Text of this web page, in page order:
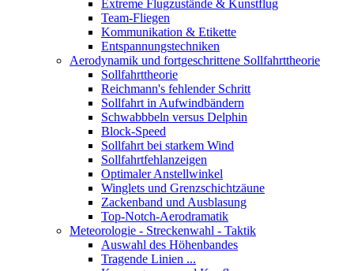
Extreme Flugzustände & Kunstflug
Team-Fliegen
Kommunikation & Etikette
Entspannungstechniken
Aerodynamik und fortgeschrittene Sollfahrttheorie
Sollfahrttheorie
Reichmann's fehlender Schritt
Sollfahrt in Aufwindbändern
Schwabbbeln versus Delphin
Block-Speed
Sollfahrt bei starkem Wind
Sollfahrtfehlanzeigen
Optimaler Anstellwinkel
Winglets und Grenzschichtzäune
Zackenband und Ausblasung
Top-Notch-Aerodramatik
Meteorologie - Streckenwahl - Taktik
Auswahl des Höhenbandes
Tragende Linien ...